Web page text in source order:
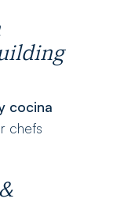
cocina
chefs